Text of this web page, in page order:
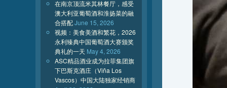
在南京顶流米其林餐厅，感受
澳大利亚葡萄酒和淮扬菜的融
合搭配June 15, 2026
视频：美食美酒和繁花，2026
永利臻典中国葡萄酒大赛颁奖
典礼的一天 May 4, 2026
ASC精品酒业成为拉菲集团旗
下巴斯克酒庄（Viña Los
Vascos）中国大陆独家经销商